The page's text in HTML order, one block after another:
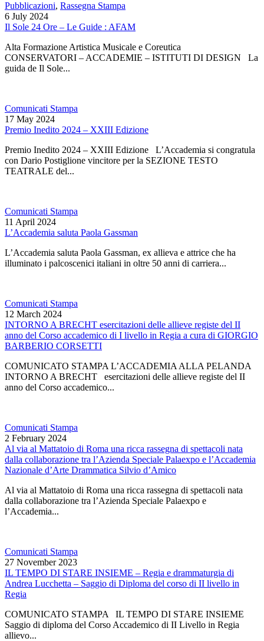
Pubblicazioni, Rassegna Stampa
6 July 2024
Il Sole 24 Ore – Le Guide : AFAM
Alta Formazione Artistica Musicale e Coreutica
CONSERVATORI – ACCADEMIE – ISTITUTI DI DESIGN La
guida de Il Sole...
Comunicati Stampa
17 May 2024
Premio Inedito 2024 – XXIII Edizione
Premio Inedito 2024 – XXIII Edizione L’Accademia si congratula
con Dario Postiglione vincitore per la SEZIONE TESTO
TEATRALE del...
Comunicati Stampa
11 April 2024
L’Accademia saluta Paola Gassman
L’Accademia saluta Paola Gassman, ex allieva e attrice che ha
illuminato i palcoscenici italiani in oltre 50 anni di carriera...
Comunicati Stampa
12 March 2024
INTORNO A BRECHT esercitazioni delle allieve registe del II
anno del Corso accademico di I livello in Regia a cura di GIORGIO
BARBERIO CORSETTI
COMUNICATO STAMPA L’ACCADEMIA ALLA PELANDA
INTORNO A BRECHT esercitazioni delle allieve registe del II
anno del Corso accademico...
Comunicati Stampa
2 February 2024
Al via al Mattatoio di Roma una ricca rassegna di spettacoli nata
dalla collaborazione tra l’Azienda Speciale Palaexpo e l’Accademia
Nazionale d’Arte Drammatica Silvio d’Amico
Al via al Mattatoio di Roma una ricca rassegna di spettacoli nata
dalla collaborazione tra l’Azienda Speciale Palaexpo e
l’Accademia...
Comunicati Stampa
27 November 2023
IL TEMPO DI STARE INSIEME – Regia e drammaturgia di
Andrea Lucchetta – Saggio di Diploma del corso di II livello in
Regia
COMUNICATO STAMPA IL TEMPO DI STARE INSIEME
Saggio di diploma del Corso Accademico di II Livello in Regia
allievo...